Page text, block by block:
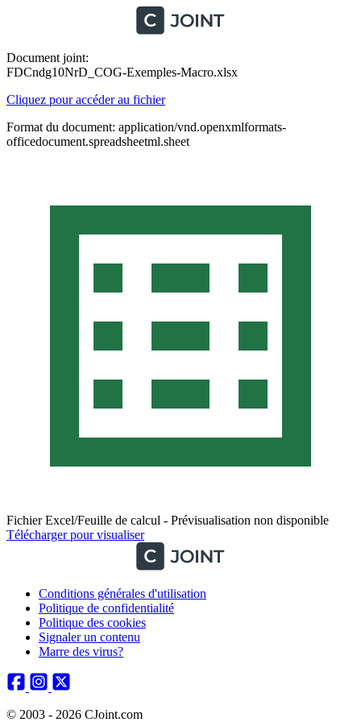
Document joint:
FDCndg10NrD_COG-Exemples-Macro.xlsx
Cliquez pour accéder au fichier
Format du document: application/vnd.openxmlformats-
officedocument.spreadsheetml.sheet
Fichier Excel/Feuille de calcul - Prévisualisation non disponible
Télécharger pour visualiser
Conditions générales d'utilisation
Politique de confidentialité
Politique des cookies
Signaler un contenu
Marre des virus?
© 2003 - 2026 CJoint.com